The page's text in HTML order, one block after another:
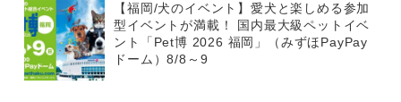
【福岡/犬のイベント】愛犬と楽しめる参加
型イベントが満載！ 国内最大級ペットイベ
ント「Pet博 2026 福岡」（みずほPayPay
ドーム）8/8～9